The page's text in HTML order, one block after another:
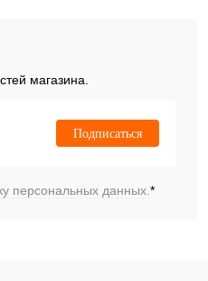
магазина.
Подписаться
персональных данных.*